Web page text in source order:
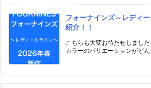
フォーナインズ～レディ
紹介！！
こちらも大変お待たせしまし
カラーのバリエーションがどん